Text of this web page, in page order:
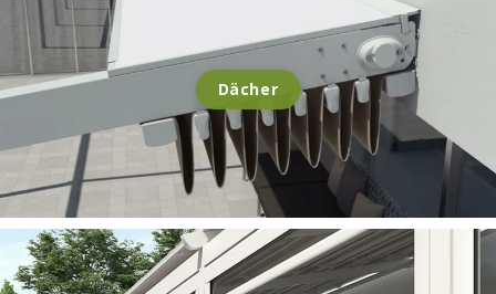
Dächer